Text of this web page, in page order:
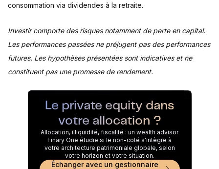
consommation via dividendes à la retraite.
Investir comporte des risques notamment de perte en capital.
Les performances passées ne préjugent pas des performances
futures. Les hypothèses présentées sont indicatives et ne
constituent pas une promesse de rendement.
Le private equity dans
votre allocation ?
Allocation, illiquidité, fiscalité : un wealth advisor
Finary One étudie si le non-coté s'intègre à
votre architecture patrimoniale globale, selon
votre horizon et votre situation.
Échanger avec un gestionnaire